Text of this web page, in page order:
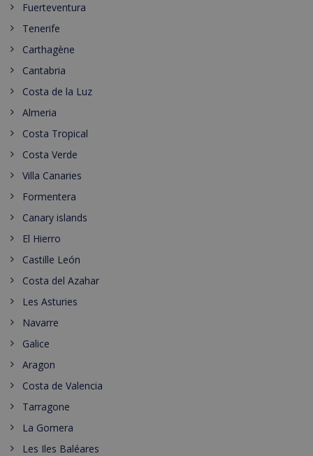
Fuerteventura
Tenerife
Carthagène
Cantabria
Costa de la Luz
Almeria
Costa Tropical
Costa Verde
Villa Canaries
Formentera
Canary islands
El Hierro
Castille León
Costa del Azahar
Les Asturies
Navarre
Galice
Aragon
Costa de Valencia
Tarragone
La Gomera
Les Iles Baléares